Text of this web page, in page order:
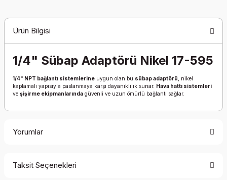
Ürün Bilgisi
1/4" Sübap Adaptörü Nikel 17-595
1/4" NPT bağlantı sistemlerine uygun olan bu sübap adaptörü , nikel
kaplamalı yapısıyla paslanmaya karşı dayanıklılık sunar. Hava hattı sistemleri
ve şişirme ekipmanlarında güvenli ve uzun ömürlü bağlantı sağlar.
Yorumlar
Taksit Seçenekleri